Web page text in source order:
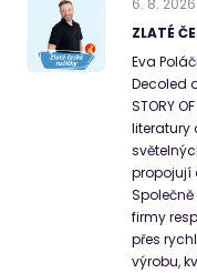
6. 8. 2026
ZLATÉ
Eva
Decoled
STORY
literatury
propojují
firmy
přes
výrobu,